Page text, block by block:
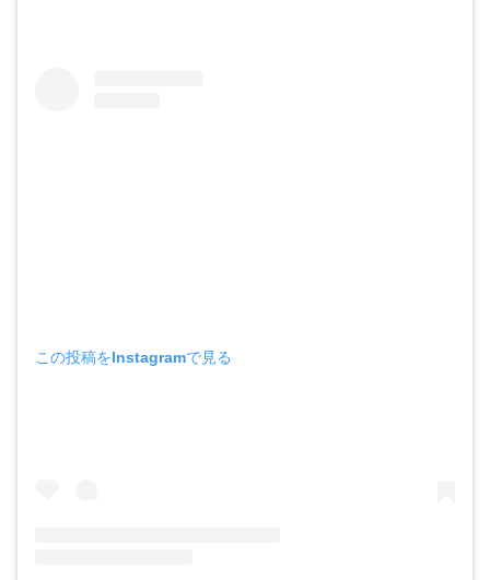
この投稿をInstagramで見る